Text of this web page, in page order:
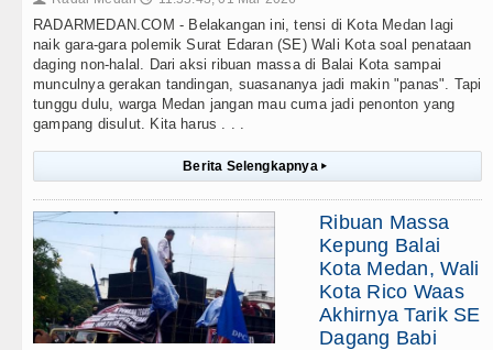
RADARMEDAN.COM - Belakangan ini, tensi di Kota Medan lagi
naik gara-gara polemik Surat Edaran (SE) Wali Kota soal penataan
daging non-halal. Dari aksi ribuan massa di Balai Kota sampai
munculnya gerakan tandingan, suasananya jadi makin "panas". Tapi
tunggu dulu, warga Medan jangan mau cuma jadi penonton yang
gampang disulut. Kita harus . . .
Berita Selengkapnya ▸
Ribuan Massa
Kepung Balai
Kota Medan, Wali
Kota Rico Waas
Akhirnya Tarik SE
Dagang Babi